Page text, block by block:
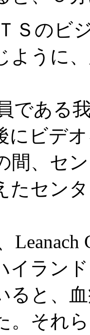
のビ
ように
ある
にビデ
間、セ
たセン
イラン
ると、
。それ